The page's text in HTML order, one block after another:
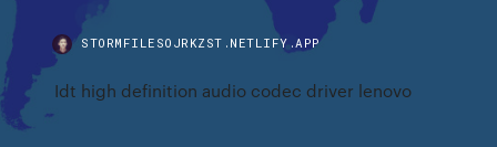
STORMFILESOJRKZST.NETLIFY.APP
Idt high definition audio codec driver lenovo